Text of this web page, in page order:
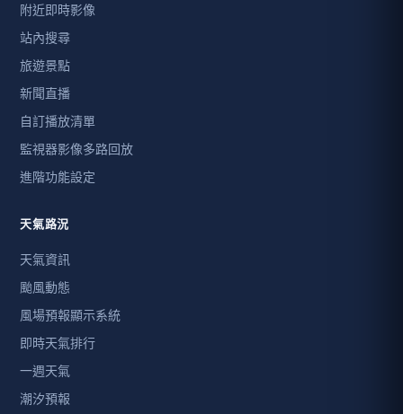
附近即時影像
站內搜尋
旅遊景點
新聞直播
自訂播放清單
監視器影像多路回放
進階功能設定
天氣路況
天氣資訊
颱風動態
風場預報顯示系統
即時天氣排行
一週天氣
潮汐預報